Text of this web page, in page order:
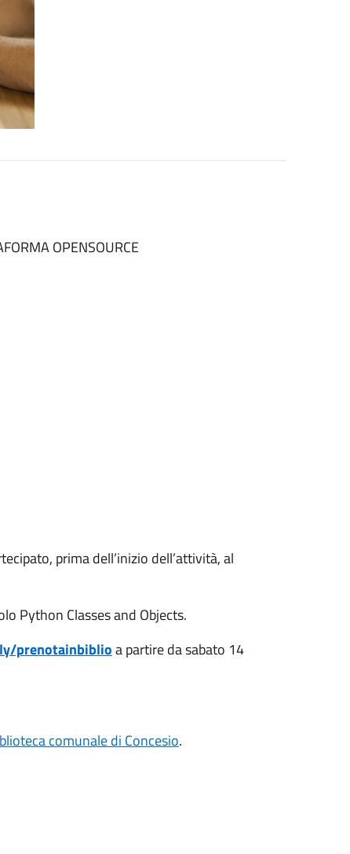
OPENSOURCE
prima dell’inizio dell’attività, al
Python Classes and Objects.
prenotainbiblioa partire da sabato 14
comunale di Concesio.